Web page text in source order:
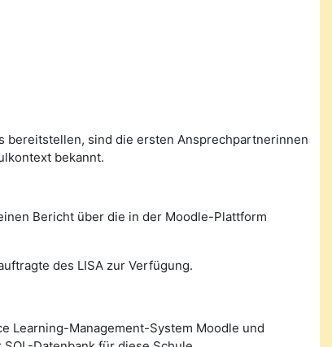
bereitstellen, sind die ersten Ansprechpartnerinnen
bekannt.
Bericht über die in der Moodle-Plattform
des LISA zur Verfügung.
Learning-Management-System Moodle und